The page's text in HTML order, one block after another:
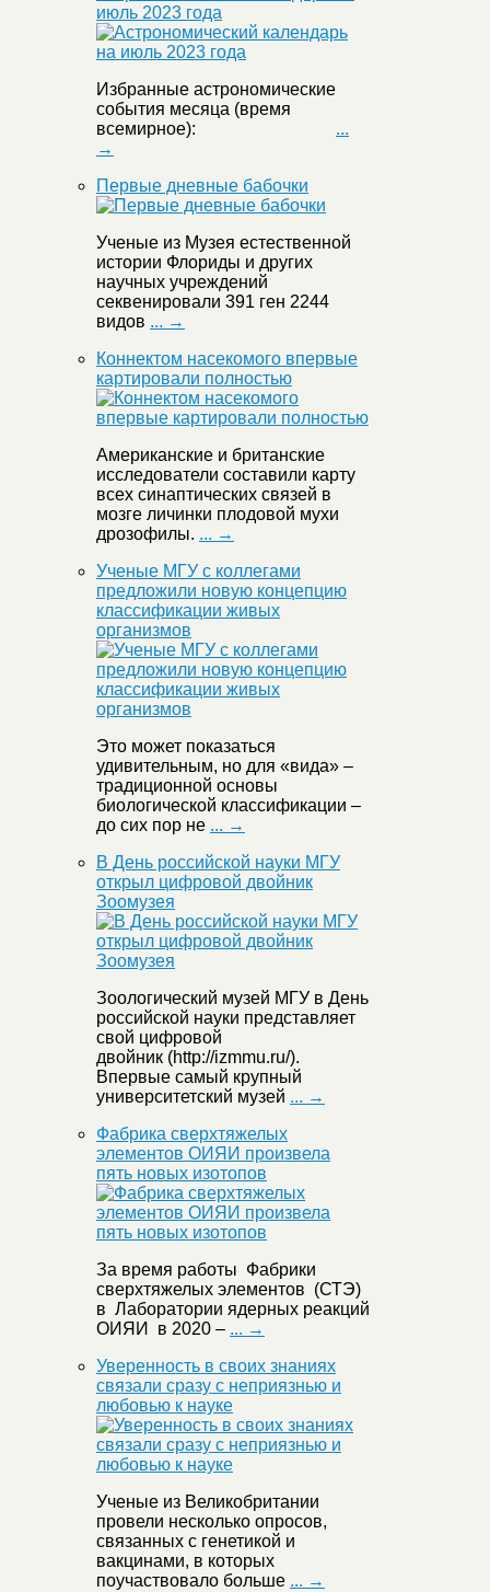
июль 2023 года
Избранные астрономические
события месяца (время
всемирное): ...
→
Первые дневные бабочки
Ученые из Музея естественной
истории Флориды и других
научных учреждений
секвенировали 391 ген 2244
видов ... →
Коннектом насекомого впервые
картировали полностью
Американские и британские
исследователи составили карту
всех синаптических связей в
мозге личинки плодовой мухи
дрозофилы. ... →
Ученые МГУ с коллегами
предложили новую концепцию
классификации живых
организмов
Это может показаться
удивительным, но для «вида» –
традиционной основы
биологической классификации –
до сих пор не ... →
В День российской науки МГУ
открыл цифровой двойник
Зоомузея
Зоологический музей МГУ в День
российской науки представляет
свой цифровой
двойник (http://izmmu.ru/).
Впервые самый крупный
университетский музей ... →
Фабрика сверхтяжелых
элементов ОИЯИ произвела
пять новых изотопов
За время работы Фабрики
сверхтяжелых элементов (СТЭ)
в Лаборатории ядерных реакций
ОИЯИ в 2020 – ... →
Уверенность в своих знаниях
связали сразу с неприязнью и
любовью к науке
Ученые из Великобритании
провели несколько опросов,
связанных с генетикой и
вакцинами, в которых
поучаствовало больше ... →